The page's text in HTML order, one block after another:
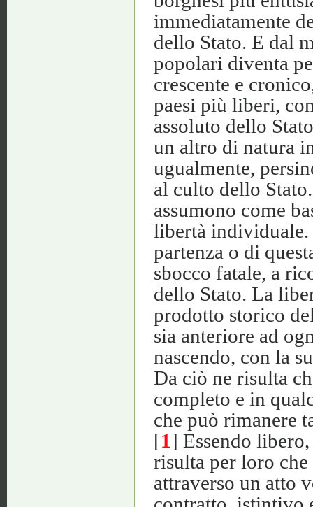
immediatamente
dello Stato. E dal
popolari diventa
crescente e
paesi più liberi,
assoluto dello
un altro di natura
ugualmente,
al culto dello
assumono come
libertà individuale.
partenza o di
sbocco fatale, a
dello Stato. La
prodotto storico
sia anteriore ad
nascendo, con la
Da ciò ne risulta
completo e in
che può rimanere
[1] Essendo
risulta per loro che
attraverso un atto